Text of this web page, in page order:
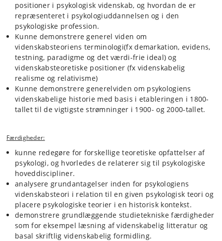
positioner i psykologisk videnskab, og hvordan de er
repræsenteret i psykologiuddannelsen og i den
psykologiske profession.
Kunne demonstrere generel viden om
videnskabsteoriens terminologi(fx demarkation, evidens,
testning, paradigme og det værdi-frie ideal) og
videnskabsteoretiske positioner (fx videnskabelig
realisme og relativisme)
Kunne demonstrere generelviden om psykologiens
videnskabelige historie med basis i etableringen i 1800-
tallet til de vigtigste strømninger i 1900- og 2000-tallet.
Færdigheder:
kunne redegøre for forskellige teoretiske opfattelser af
psykologi, og hvorledes de relaterer sig til psykologiske
hoveddiscipliner.
analysere grundantagelser inden for psykologiens
videnskabsteori i relation til en given psykologisk teori og
placere psykologiske teorier i en historisk kontekst.
demonstrere grundlæggende studietekniske færdigheder
som for eksempel læsning af videnskabelig litteratur og
basal skriftlig videnskabelig formidling.